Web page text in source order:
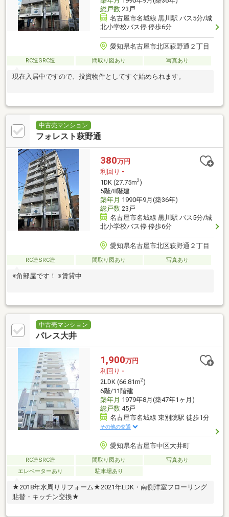
総戸数23戸
名古屋市名城線 黒川駅 バス5分/城
北小学校バス停 停歩6分
愛知県名古屋市北区萩野通２丁目
RC造SRC造 間取り図あり 写真あり
現在入居中ですので、投資物件としてすぐ始められます。
中古売マンション
フォレスト萩野通
380万円
利回り -
1DK (27.75m2)
5階/8階建
築年月 1990年9月(築36年)
総戸数23戸
名古屋市名城線 黒川駅 バス5分/城
北小学校バス停 停歩6分
愛知県名古屋市北区萩野通２丁目
RC造SRC造 間取り図あり 写真あり
※角部屋です！ ※賃貸中
中古売マンション
パレス大井
1,900万円
利回り -
2LDK (66.81m2)
6階/11階建
築年月 1979年8月(築47年1ヶ月)
総戸数45戸
名古屋市名城線 東別院駅 徒歩1分
その他の交通
愛知県名古屋市中区大井町
RC造SRC造 間取り図あり
写真あり
エレベーターあり
駐車場あり
★2018年水周りリフォーム★2021年LDK・南側洋室フローリング
貼替・キッチン交換★